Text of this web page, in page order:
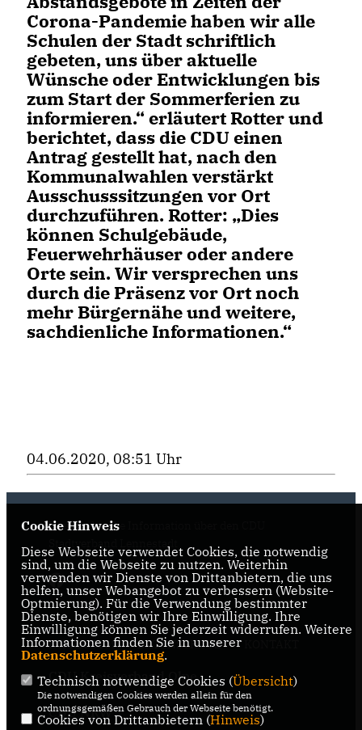
Corona-Pandemie haben wir alle
Schulen der Stadt schriftlich
gebeten, uns über aktuelle
Wünsche oder Entwicklungen bis
zum Start der Sommerferien zu
informieren.“ erläutert Rotter und
berichtet, dass die CDU einen
Antrag gestellt hat, nach den
Kommunalwahlen verstärkt
Ausschusssitzungen vor Ort
durchzuführen. Rotter: „Dies
können Schulgebäude,
Feuerwehrhäuser oder andere
Orte sein. Wir versprechen uns
durch die Präsenz vor Ort noch
mehr Bürgernähe und weitere,
sachdienliche Informationen.“
04.06.2020, 08:51 Uhr
Hier finden Sie Information über den CDU
Stadtverband Lennestadt
IMPRESSUM DATENSCHUTZ
CDU Kreisverband Olpe
CDU NRW
Cookie Hinweis
Diese Webseite verwendet Cookies, die notwendig
sind, um die Webseite zu nutzen. Weiterhin
verwenden wir Dienste von Drittanbietern, die uns
helfen, unser Webangebot zu verbessern (Website-
Optmierung). Für die Verwendung bestimmter
Dienste, benötigen wir Ihre Einwilligung. Ihre
Einwilligung können Sie jederzeit widerrufen. Weitere
Informationen finden Sie in unserer
Datenschutzerklärung.
Technisch notwendige Cookies (Übersicht)
Die notwendigen Cookies werden allein für den
ordnungsgemäßen Gebrauch der Webseite benötigt.
Cookies von Drittanbietern (Hinweis)